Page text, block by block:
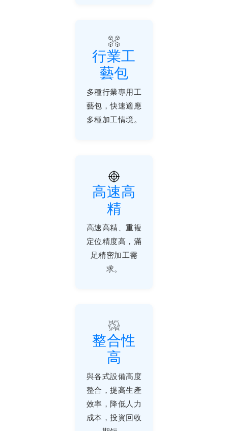
行業工
藝包
多種行業專用工
藝包，快速適應
多種加工情境。
高速高
精
高速高精、重複
定位精度高，滿
足精密加工需
求。
整合性
高
與各式設備高度
整合，提高生產
效率，降低人力
成本，投資回收